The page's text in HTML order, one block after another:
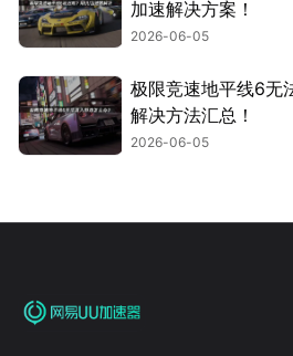
加速解决方案！
2026-06-05
极限竞速地平线6无
解决方法汇总！
2026-06-05